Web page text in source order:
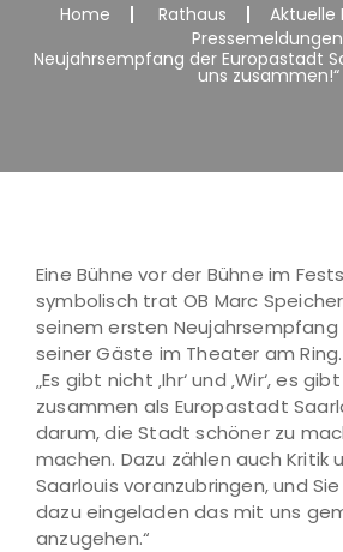
Home Rathaus
Pressemeldungen
Neujahrsempfang der Europastadt
uns zusammen!“
Eine Bühne vor der Bühne im
symbolisch trat OB Marc
seinem ersten Neujahrsempfang
seiner Gäste im Theater am
„Es gibt nicht ‚Ihr‘ und ‚Wir‘, es
zusammen als Europastadt
darum, die Stadt schöner zu
machen. Dazu zählen auch Kritik
Saarlouis voranzubringen, und
dazu eingeladen das mit uns
anzugehen.“